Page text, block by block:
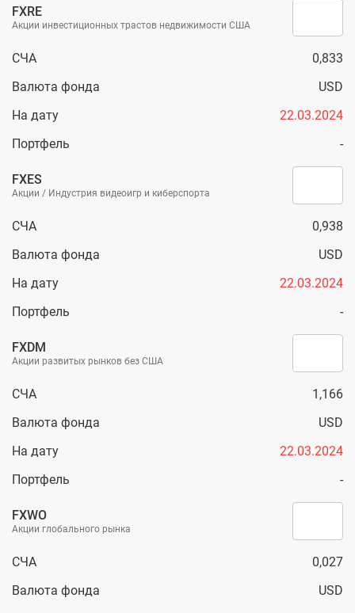
FXRE
Акции инвестиционных трастов недвижимости США
СЧА
0,833
Валюта фонда
USD
На дату
22.03.2024
Портфель
-
FXES
Акции / Индустрия видеоигр и киберспорта
СЧА
0,938
Валюта фонда
USD
На дату
22.03.2024
Портфель
-
FXDM
Акции развитых рынков без США
СЧА
1,166
Валюта фонда
USD
На дату
22.03.2024
Портфель
-
FXWO
Акции глобального рынка
СЧА
0,027
Валюта фонда
USD